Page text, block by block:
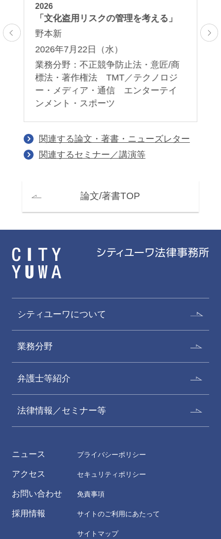
2026
「文化盗用リスクの管理を考える」
野本新
2026年7月22日（水）
業務分野：不正競争防止法・意匠/商
標法・著作権法 TMT／テクノロジ
ー・メディア・通信 エンターテイ
ンメント・スポーツ
00
関連する論文・著書・ニューズレター
関連するセミナー／講演等
論文/著書TOP
シティユーワについて
業務分野
弁護士等紹介
法律情報／セミナー等
ニュース
アクセス
お問い合わせ
採用情報
プライバシーポリシー
セキュリティポリシー
免責事項
サイトのご利用にあたって
サイトマップ